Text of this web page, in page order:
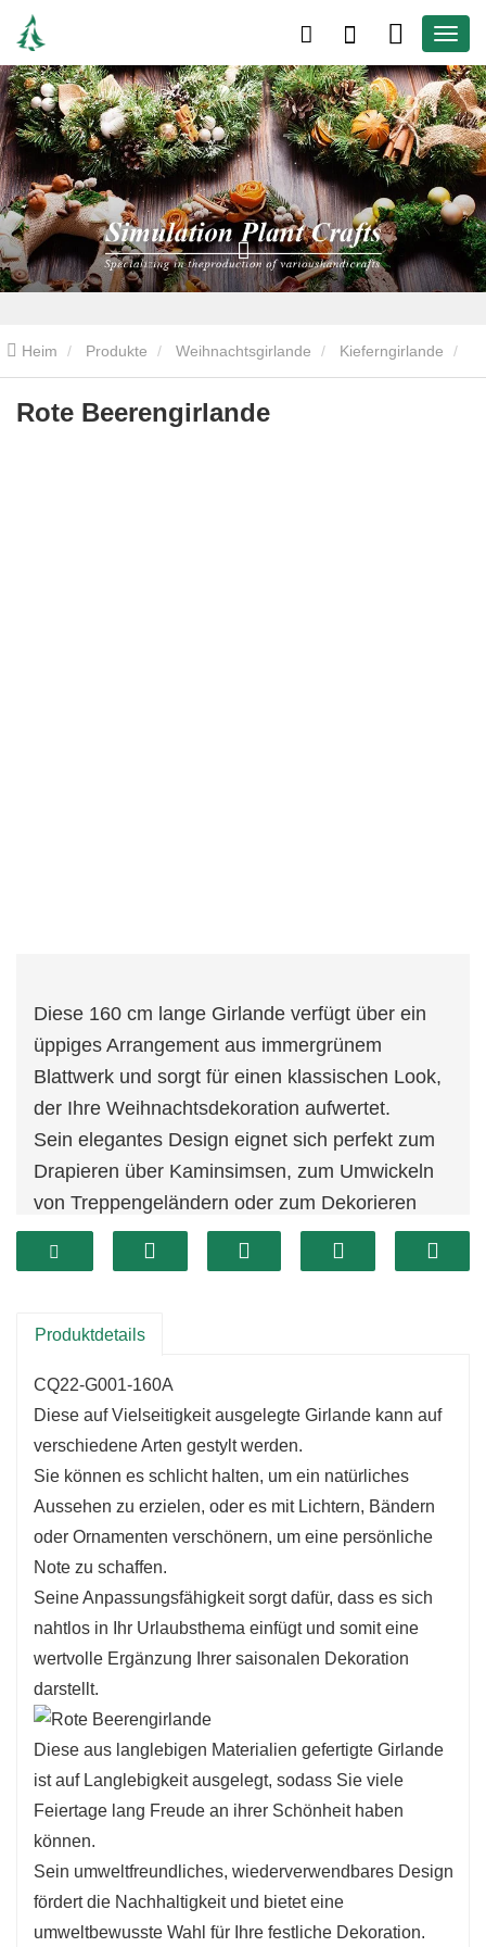
Heim Produkte Weihnachtsgirlande Kieferngirlande
Rote Beerengirlande
Rote Beerengirlande
Diese 160 cm lange Girlande verfügt über ein
üppiges Arrangement aus immergrünem
Blattwerk und sorgt für einen klassischen Look,
der Ihre Weihnachtsdekoration aufwertet.
Sein elegantes Design eignet sich perfekt zum
Drapieren über Kaminsimsen, zum Umwickeln
von Treppengeländern oder zum Dekorieren
von Türen und verleiht jedem Raum Wärme und
Charme.
Atmosphäre, die Gäste in Ihrem Zuhause
Produktdetails
CQ22-G001-160A
Diese auf Vielseitigkeit ausgelegte Girlande kann auf
verschiedene Arten gestylt werden.
Sie können es schlicht halten, um ein natürliches
Aussehen zu erzielen, oder es mit Lichtern, Bändern
oder Ornamenten verschönern, um eine persönliche
Note zu schaffen.
Seine Anpassungsfähigkeit sorgt dafür, dass es sich
nahtlos in Ihr Urlaubsthema einfügt und somit eine
wertvolle Ergänzung Ihrer saisonalen Dekoration
darstellt.
Diese aus langlebigen Materialien gefertigte Girlande
ist auf Langlebigkeit ausgelegt, sodass Sie viele
Feiertage lang Freude an ihrer Schönheit haben
können.
Sein umweltfreundliches, wiederverwendbares Design
fördert die Nachhaltigkeit und bietet eine
umweltbewusste Wahl für Ihre festliche Dekoration.